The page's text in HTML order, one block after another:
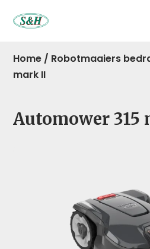
Home / Robotmaaiers
mark II
Automower 315